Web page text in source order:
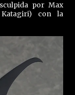
por Max
Katagiri) con la